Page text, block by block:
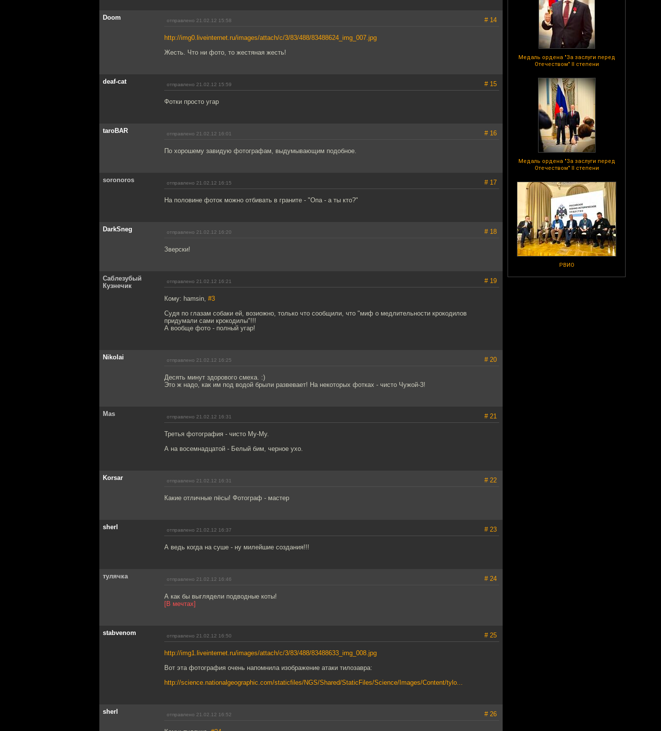
Медаль ордена "За заслуги перед
Отечеством" II степени
Медаль ордена "За заслуги перед
Отечеством" II степени
РВИО
Doom отправлено 21.02.12 15:58 # 14
http://img0.liveinternet.ru/images/attach/c/3/83/488/83488624_img_007.jpg
Жесть. Что ни фото, то жестяная жесть!
deaf-cat отправлено 21.02.12 15:59 # 15
Фотки просто угар
taroBAR отправлено 21.02.12 16:01 # 16
По хорошему завидую фотографам, выдумывающим подобное.
soronoros отправлено 21.02.12 16:15 # 17
На половине фоток можно отбивать в граните - "Опа - а ты кто?"
DarkSneg отправлено 21.02.12 16:20 # 18
Зверски!
Саблезубый
Кузнечик
отправлено 21.02.12 16:21 # 19
Кому: hamsin, #3
Судя по глазам собаки ей, возиожно, только что сообщили, что "миф о медлительности крокодилов
придумали сами крокодилы"!!!
А вообще фото - полный угар!
Nikolai отправлено 21.02.12 16:25 # 20
Десять минут здорового смеха. :)
Это ж надо, как им под водой брыли развевает! На некоторых фотках - чисто Чужой-3!
Mas отправлено 21.02.12 16:31 # 21
Третья фотография - чисто Му-Му.
А на восемнадцатой - Белый бим, черное ухо.
Korsar отправлено 21.02.12 16:31 # 22
Какие отличные пёсы! Фотограф - мастер
sherl отправлено 21.02.12 16:37 # 23
А ведь когда на суше - ну милейшие создания!!!
тулячка отправлено 21.02.12 16:46 # 24
А как бы выглядели подводные коты!
[В мечтах]
stabvenom отправлено 21.02.12 16:50 # 25
http://img1.liveinternet.ru/images/attach/c/3/83/488/83488633_img_008.jpg
Вот эта фотография очень напомнила изображение атаки тилозавра:
http://science.nationalgeographic.com/staticfiles/NGS/Shared/StaticFiles/Science/Images/Content/tylo...
sherl отправлено 21.02.12 16:52 # 26